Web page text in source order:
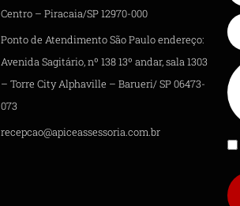
Centro – Piracaia/SP 12970-000
Ponto de Atendimento São Paulo endereço:
Avenida Sagitário, nº 138 13º andar, sala 1303
– Torre City Alphaville – Barueri/ SP 06473-
073
recepcao@apiceassessoria.com.br